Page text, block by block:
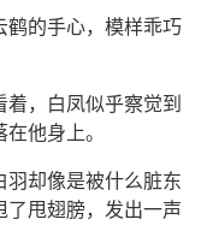
鹤的手心，模样乖巧
，白凤似乎察觉到
他身上。
却像是被什么脏东
甩翅膀，发出一声